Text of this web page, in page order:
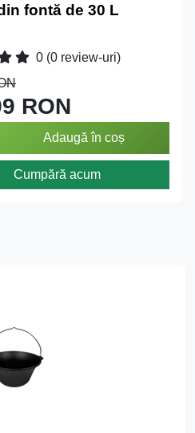
fontă de 30 L
0 (0 review-uri)
RON
Adaugă în coș
Cumpără acum